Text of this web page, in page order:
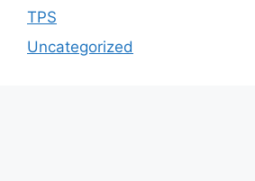
TPS
Uncategorized